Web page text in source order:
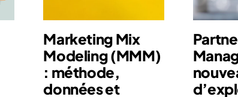
Marketing Mix
Modeling (MMM)
: méthode,
données et